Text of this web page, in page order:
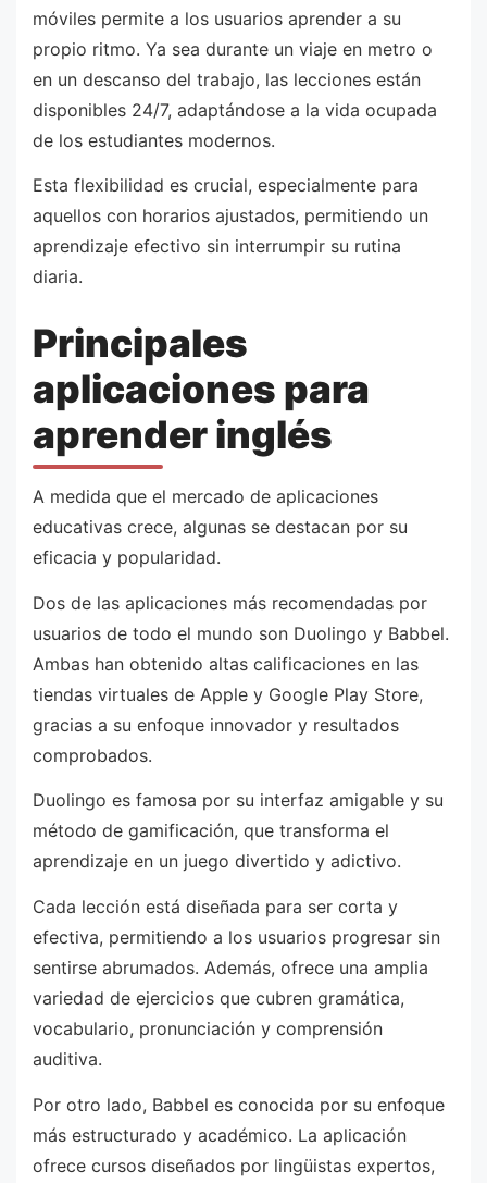
móviles permite a los usuarios aprender a su
propio ritmo. Ya sea durante un viaje en metro o
en un descanso del trabajo, las lecciones están
disponibles 24/7, adaptándose a la vida ocupada
de los estudiantes modernos.
Esta flexibilidad es crucial, especialmente para
aquellos con horarios ajustados, permitiendo un
aprendizaje efectivo sin interrumpir su rutina
diaria.
Principales
aplicaciones para
aprender inglés
A medida que el mercado de aplicaciones
educativas crece, algunas se destacan por su
eficacia y popularidad.
Dos de las aplicaciones más recomendadas por
usuarios de todo el mundo son Duolingo y Babbel.
Ambas han obtenido altas calificaciones en las
tiendas virtuales de Apple y Google Play Store,
gracias a su enfoque innovador y resultados
comprobados.
Duolingo es famosa por su interfaz amigable y su
método de gamificación, que transforma el
aprendizaje en un juego divertido y adictivo.
Cada lección está diseñada para ser corta y
efectiva, permitiendo a los usuarios progresar sin
sentirse abrumados. Además, ofrece una amplia
variedad de ejercicios que cubren gramática,
vocabulario, pronunciación y comprensión
auditiva.
Por otro lado, Babbel es conocida por su enfoque
más estructurado y académico. La aplicación
ofrece cursos diseñados por lingüistas expertos,